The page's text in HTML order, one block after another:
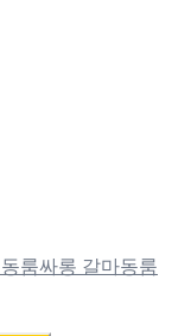
룸싸롱 갈마동룸